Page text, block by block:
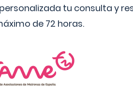
tu consulta y
de 72 horas.